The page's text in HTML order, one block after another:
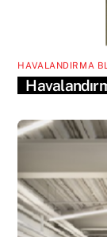
HAVALANDIRMA